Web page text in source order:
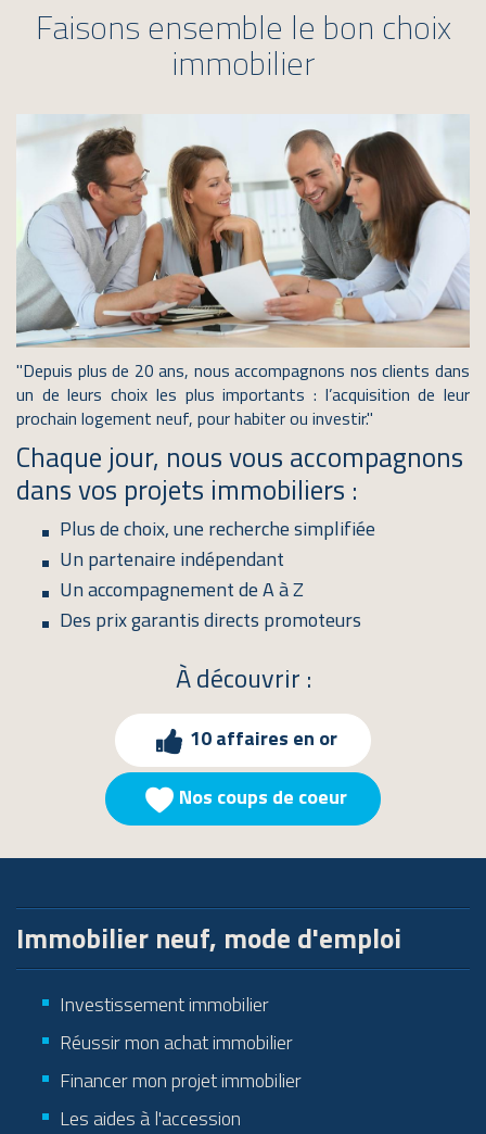
Faisons ensemble le bon choix
immobilier
"Depuis plus de 20 ans, nous accompagnons nos clients dans
un de leurs choix les plus importants : l’acquisition de leur
prochain logement neuf, pour habiter ou investir." ​
Chaque jour, nous vous accompagnons
dans vos projets immobiliers :
Plus de choix, une recherche simplifiée
Un partenaire indépendant
Un accompagnement de A à Z
Des prix garantis directs promoteurs
À découvrir :
10 affaires en or
Nos coups de coeur
Immobilier neuf, mode d'emploi
Investissement immobilier
Réussir mon achat immobilier
Financer mon projet immobilier
Les aides à l'accession